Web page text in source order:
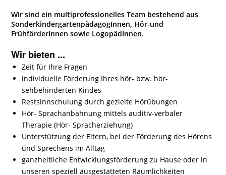
Wir sind ein multiprofessionelles Team bestehend aus
SonderkindergartenpädagogInnen, Hör-und
FrühförderInnen sowie LogopädInnen.
Wir bieten ...
Zeit für Ihre Fragen
individuelle Förderung Ihres hör- bzw. hör-
sehbehinderten Kindes
Restsinnschulung durch gezielte Hörübungen
Hör- Sprachanbahnung mittels auditiv-verbaler
Therapie (Hör- Spracherziehung)
Unterstützung der Eltern, bei der Förderung des Hörens
und Sprechens im Alltag
ganzheitliche Entwicklungsförderung zu Hause oder in
unseren speziell ausgestatteten Räumlichkeiten